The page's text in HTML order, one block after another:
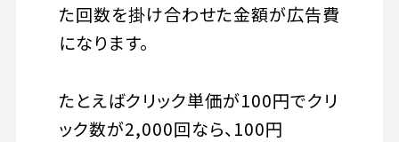
た回数を掛け合わせた金額が広告費
になります。
たとえばクリック単価が100円でクリ
ック数が2,000回なら、100円